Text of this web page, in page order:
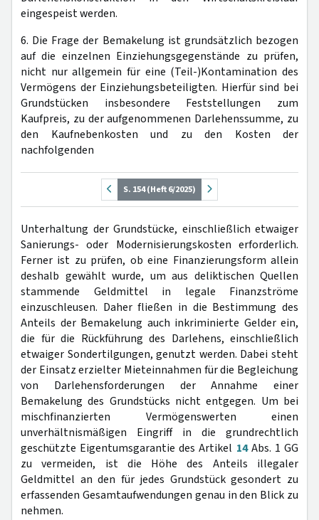
eingespeist werden.
6. Die Frage der Bemakelung ist grundsätzlich bezogen
auf die einzelnen Einziehungsgegenstände zu prüfen,
nicht nur allgemein für eine (Teil-)Kontamination des
Vermögens der Einziehungsbeteiligten. Hierfür sind bei
Grundstücken insbesondere Feststellungen zum
Kaufpreis, zu der aufgenommenen Darlehenssumme, zu
den Kaufnebenkosten und zu den Kosten der
nachfolgenden
S. 154 (Heft 6/2025)
Unterhaltung der Grundstücke, einschließlich etwaiger
Sanierungs- oder Modernisierungskosten erforderlich.
Ferner ist zu prüfen, ob eine Finanzierungsform allein
deshalb gewählt wurde, um aus deliktischen Quellen
stammende Geldmittel in legale Finanzströme
einzuschleusen. Daher fließen in die Bestimmung des
Anteils der Bemakelung auch inkriminierte Gelder ein,
die für die Rückführung des Darlehens, einschließlich
etwaiger Sondertilgungen, genutzt werden. Dabei steht
der Einsatz erzielter Mieteinnahmen für die Begleichung
von Darlehensforderungen der Annahme einer
Bemakelung des Grundstücks nicht entgegen. Um bei
mischfinanzierten Vermögenswerten einen
unverhältnismäßigen Eingriff in die grundrechtlich
geschützte Eigentumsgarantie des Artikel 14Abs. 1 GG
zu vermeiden, ist die Höhe des Anteils illegaler
Geldmittel an den für jedes Grundstück gesondert zu
erfassenden Gesamtaufwendungen genau in den Blick zu
nehmen.